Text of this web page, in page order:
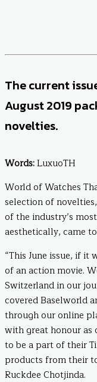
The current
August 2019
novelties.
Words:LuxuoTH
World of Watches
selection of
of the industry’s
aesthetically, came
“This June issue, if
of an action movie.
Switzerland in our
covered Baselworld
through our online
with great honour as
to be a part of their
products from their
Ruckdee Chotjinda.